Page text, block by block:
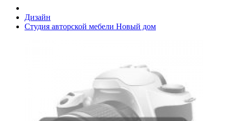
Дизайн
Студия авторской мебели Новый дом